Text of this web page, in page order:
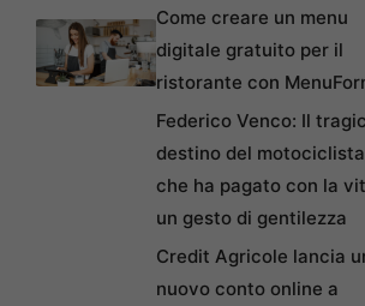
Come creare un menu
digitale gratuito per il
ristorante con
Federico Venco: Il
destino del motociclista
che ha pagato con la
un gesto di gentilezza
Credit Agricole lancia
nuovo conto online a